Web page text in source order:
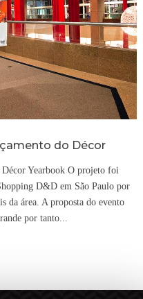
do Décor
Yearbook O projeto foi
D&D em São Paulo por
da área. A proposta do evento
por tanto...